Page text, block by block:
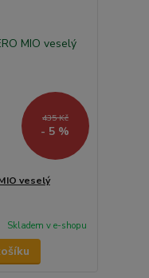
435 Kč
- 5 %
veselý
Skladem v e-shopu